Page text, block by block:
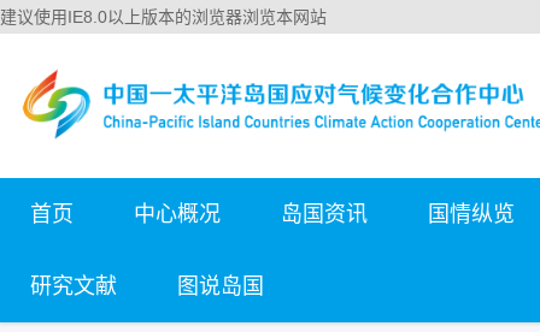
建议使用IE8.0以上版本的浏览器浏览本网站
首页 中心概况 岛国资讯 国情纵览
研究文献 图说岛国